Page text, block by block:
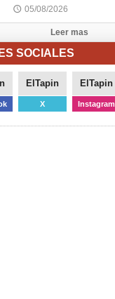
🕔 05/08/2026
Leer mas
SOCIALES
ElTapin
X
ElTapin
Instagram